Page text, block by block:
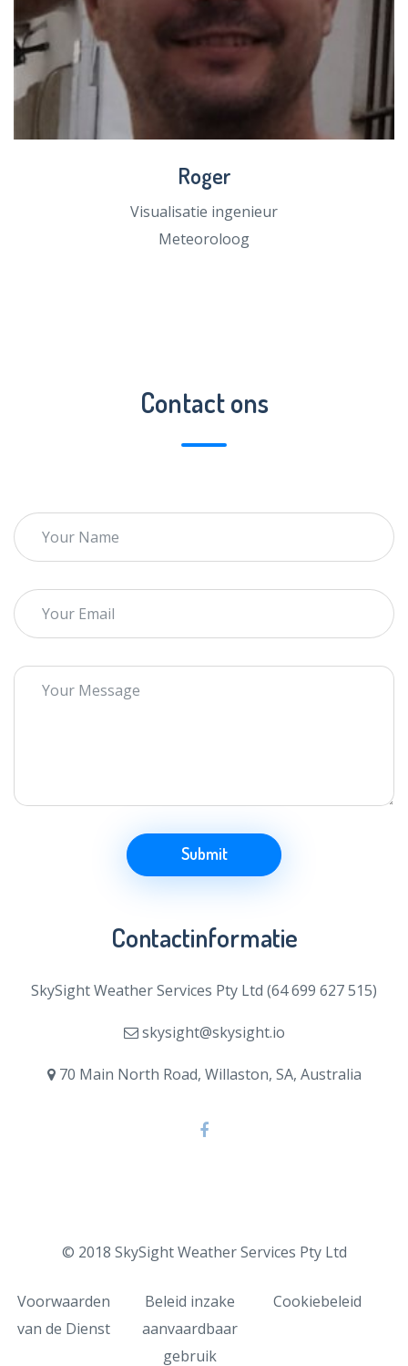
Roger
Visualisatie ingenieur
Meteoroloog
Contact ons
Submit
Contactinformatie
SkySight Weather Services Pty Ltd (64 699 627 515)
skysight@skysight.io
70 Main North Road, Willaston, SA, Australia
© 2018 SkySight Weather Services Pty Ltd
Voorwaarden
van de Dienst
Beleid inzake
aanvaardbaar
gebruik
Cookiebeleid